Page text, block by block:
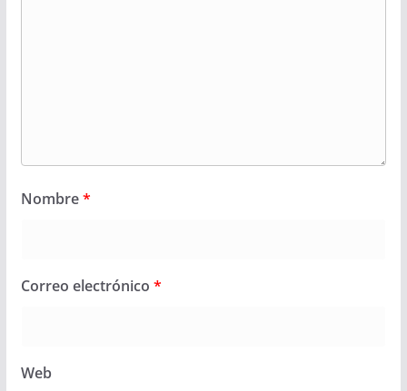
Nombre*
Correo electrónico *
Web